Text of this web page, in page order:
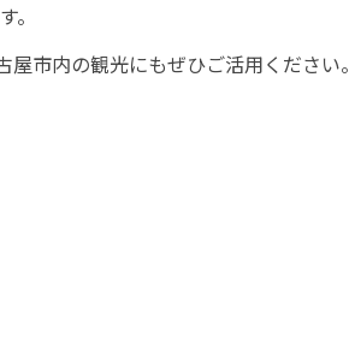
。
市内の観光にもぜひご活用ください。